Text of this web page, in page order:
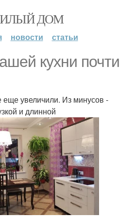
ДОМ
новости статьи
кухни почти
увеличили. Из минусов -
и длинной